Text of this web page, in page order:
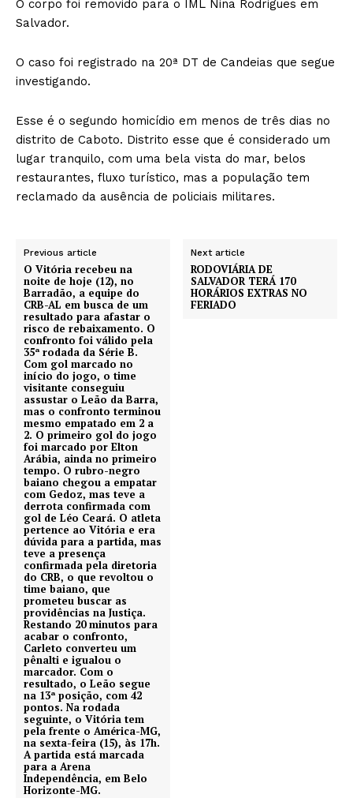
O corpo foi removido para o IML Nina Rodrigues em
Salvador.
O caso foi registrado na 20ª DT de Candeias que segue
investigando.
Esse é o segundo homicídio em menos de três dias no
distrito de Caboto. Distrito esse que é considerado um
lugar tranquilo, com uma bela vista do mar, belos
restaurantes, fluxo turístico, mas a população tem
reclamado da ausência de policiais militares.
Previous article
O Vitória recebeu na
noite de hoje (12), no
Barradão, a equipe do
CRB-AL em busca de um
resultado para afastar o
risco de rebaixamento. O
confronto foi válido pela
35ª rodada da Série B.
Com gol marcado no
início do jogo, o time
visitante conseguiu
assustar o Leão da Barra,
mas o confronto terminou
mesmo empatado em 2 a
2. O primeiro gol do jogo
foi marcado por Elton
Arábia, ainda no primeiro
tempo. O rubro-negro
baiano chegou a empatar
com Gedoz, mas teve a
derrota confirmada com
gol de Léo Ceará. O atleta
pertence ao Vitória e era
dúvida para a partida, mas
teve a presença
confirmada pela diretoria
do CRB, o que revoltou o
time baiano, que
prometeu buscar as
providências na Justiça.
Restando 20 minutos para
acabar o confronto,
Carleto converteu um
pênalti e igualou o
marcador. Com o
resultado, o Leão segue
na 13ª posição, com 42
pontos. Na rodada
seguinte, o Vitória tem
pela frente o América-MG,
na sexta-feira (15), às 17h.
A partida está marcada
para a Arena
Independência, em Belo
Horizonte-MG.
Next article
RODOVIÁRIA DE
SALVADOR TERÁ 170
HORÁRIOS EXTRAS NO
FERIADO